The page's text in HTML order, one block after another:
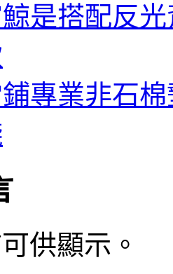
是搭配反
專業非石
供顯示。